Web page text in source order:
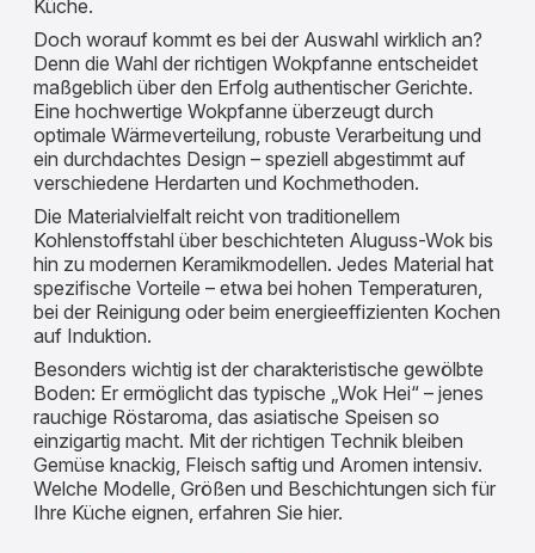
Küche.
Doch worauf kommt es bei der Auswahl wirklich an?
Denn die Wahl der richtigen Wokpfanne entscheidet
maßgeblich über den Erfolg authentischer Gerichte.
Eine hochwertige Wokpfanne überzeugt durch
optimale Wärmeverteilung, robuste Verarbeitung und
ein durchdachtes Design – speziell abgestimmt auf
verschiedene Herdarten und Kochmethoden.
Die Materialvielfalt reicht von traditionellem
Kohlenstoffstahl über beschichteten Aluguss-Wok bis
hin zu modernen Keramikmodellen. Jedes Material hat
spezifische Vorteile – etwa bei hohen Temperaturen,
bei der Reinigung oder beim energieeffizienten Kochen
auf Induktion.
Besonders wichtig ist der charakteristische gewölbte
Boden: Er ermöglicht das typische „Wok Hei“ – jenes
rauchige Röstaroma, das asiatische Speisen so
einzigartig macht. Mit der richtigen Technik bleiben
Gemüse knackig, Fleisch saftig und Aromen intensiv.
Welche Modelle, Größen und Beschichtungen sich für
Ihre Küche eignen, erfahren Sie hier.